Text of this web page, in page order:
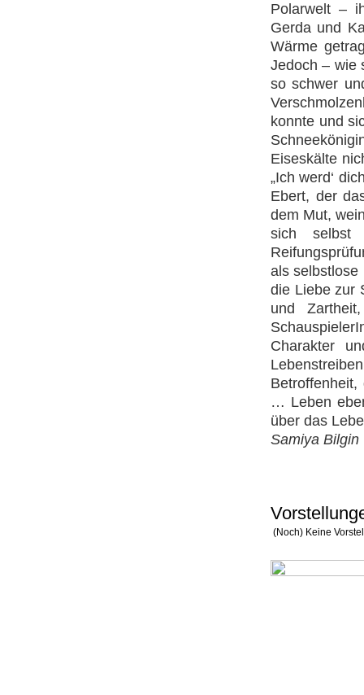
Polarwelt –
Gerda und
Wärme
Jedoch – wie
so schwer
konnte und
Eiseskälte
„Ich werd‘
Ebert, der
dem Mut,
sich selbst
als selbstlose
die Liebe zur
und
Charakter
… Leben
über das
Samiya Bilgin
(Noch) Keine